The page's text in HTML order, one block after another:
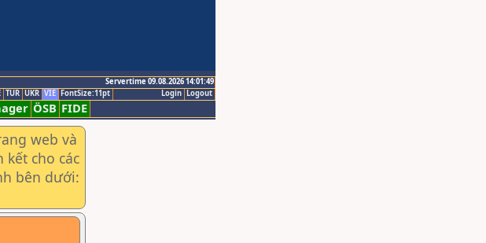
Servertime 09.08.2026 14:01:49
Logout
Login
TUR UKR VIE FontSize:11pt
ÖSB FIDE
web và
kết cho các
bên dưới: